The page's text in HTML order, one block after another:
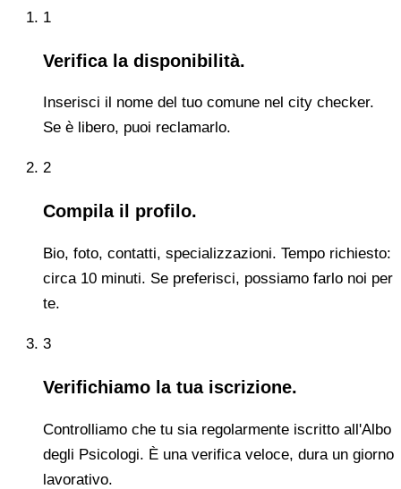
1
Verifica la disponibilità.
Inserisci il nome del tuo comune nel city checker.
Se è libero, puoi reclamarlo.
2
Compila il profilo.
Bio, foto, contatti, specializzazioni. Tempo richiesto:
circa 10 minuti. Se preferisci, possiamo farlo noi per
te.
3
Verifichiamo la tua iscrizione.
Controlliamo che tu sia regolarmente iscritto all'Albo
degli Psicologi. È una verifica veloce, dura un giorno
lavorativo.